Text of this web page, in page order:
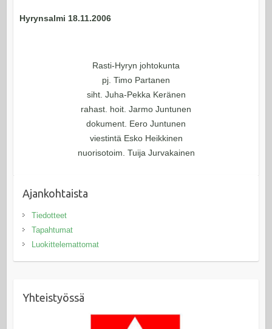
Hyrynsalmi 18.11.2006
Rasti-Hyryn johtokunta
pj. Timo Partanen
siht. Juha-Pekka Keränen
rahast. hoit. Jarmo Juntunen
dokument. Eero Juntunen
viestintä Esko Heikkinen
nuorisotoim. Tuija Jurvakainen
Ajankohtaista
Tiedotteet
Tapahtumat
Luokittelemattomat
Yhteistyössä